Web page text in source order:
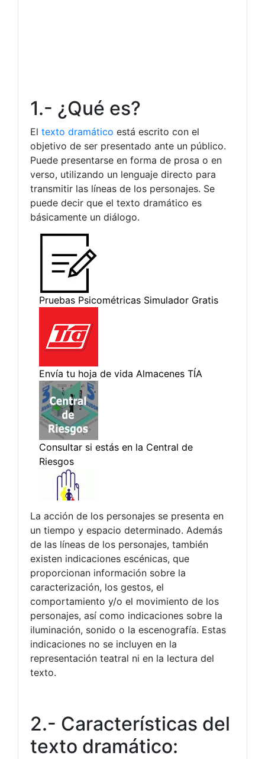
1.- ¿Qué es?
El texto dramático está escrito con el
objetivo de ser presentado ante un público.
Puede presentarse en forma de prosa o en
verso, utilizando un lenguaje directo para
transmitir las líneas de los personajes. Se
puede decir que el texto dramático es
básicamente un diálogo.
La acción de los personajes se presenta en
un tiempo y espacio determinado. Además
de las líneas de los personajes, también
existen indicaciones escénicas, que
proporcionan información sobre la
caracterización, los gestos, el
comportamiento y/o el movimiento de los
personajes, así como indicaciones sobre la
iluminación, sonido o la escenografía. Estas
indicaciones no se incluyen en la
representación teatral ni en la lectura del
texto.
2.- Características del
texto dramático: